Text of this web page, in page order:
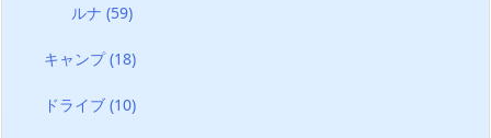
ルナ (59)
キャンプ(18)
ドライブ(10)